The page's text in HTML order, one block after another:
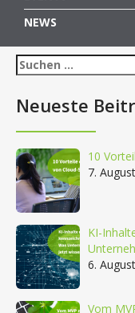
NEWS
Suchen
nach:
Neueste
10
7. August
KI-
6. August
Vom